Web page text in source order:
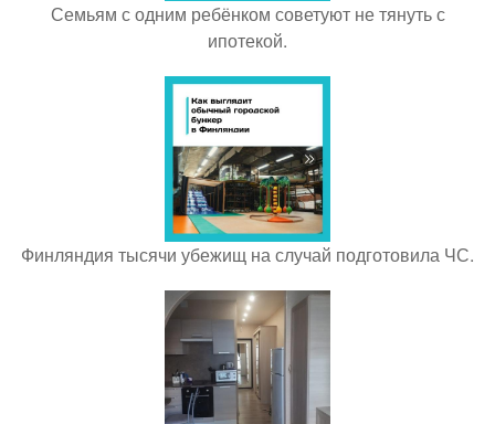
Семьям с одним ребёнком советуют не тянуть с
ипотекой.
Финляндия тысячи убежищ на случай подготовила ЧС.